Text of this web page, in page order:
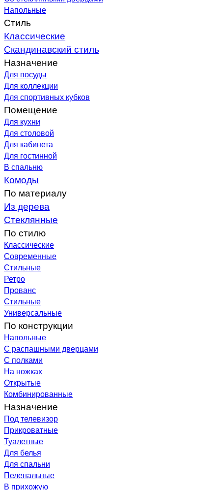
Напольные
Стиль
Классические
Скандинавский стиль
Назначение
Для посуды
Для коллекции
Для спортивных кубков
Помещение
Для кухни
Для столовой
Для кабинета
Для гостинной
В спальню
Комоды
По материалу
Из дерева
Стеклянные
По стилю
Классические
Современные
Стильные
Ретро
Прованс
Стильные
Универсальные
По конструкции
Напольные
С распашными дверцами
С полками
На ножках
Открытые
Комбинированные
Назначение
Под телевизор
Прикроватные
Туалетные
Для белья
Для спальни
Пеленальные
В прихожую